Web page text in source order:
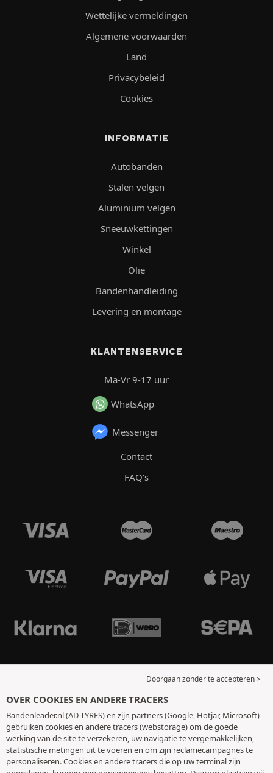
Wettelijke vermeldingen
Algemene voorwaarden
Land
Privacybeleid
Cookies
INFORMATIE
Autobanden
Stalen velgen
Aluminium velgen
Sneeuwkettingen
Winkel
Olie
Bandenhandleiding
Levering en montage
KLANTENSERVICE
Ma-Vr 9-17 uur
WhatsApp
Messenger
Contact
FAQ’s
Doorgaan zonder te accepteren >
OVER COOKIES EN ANDERE TRACERS
Bandenleader.nl (AD TYRES) en zijn partners (Google, Hotjar, Microsoft)
gebruiken cookies en andere tracers (webstorage) om de goede
werking van de site te verzekeren, uw navigatie te vergemakkelijken,
statistische metingen uit te voeren en om zijn reclamecampagnes te
personaliseren. Cookies en andere tracers die op uw terminal zijn